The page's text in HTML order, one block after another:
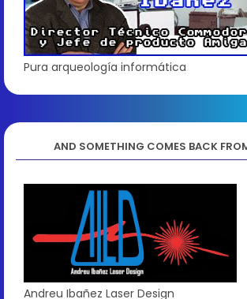
Pura arqueología informática
AND SOMETHING COMES BACK
Andreu Ibañez Laser Design